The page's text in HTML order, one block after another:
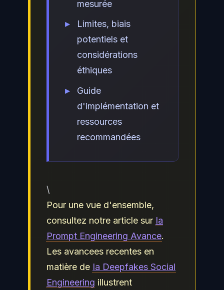
mesurée
Limites, biais
potentiels et
considérations
éthiques
Guide
d'implémentation et
ressources
recommandées
\
Pour une vue d'ensemble,
consultez notre article sur Ia
Prompt Engineering Avance.
Les avancees recentes en
matière de Ia Deepfakes Social
Engineering illustrent